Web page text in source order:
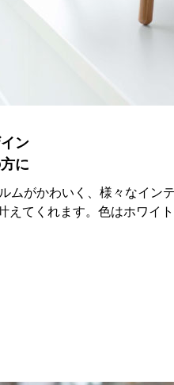
ン
に
ムがかわいく、様々なイン
てくれます。色はホワイ